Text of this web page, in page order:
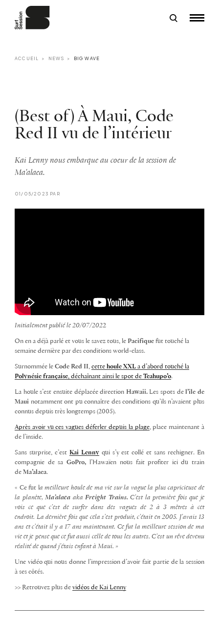
ACCUEIL NEWS BIG WAVE
(Best of) À Maui, Code
Red II vu de l’intérieur
Kai Lenny nous embarque au coeur de la session de
Ma'alaea.
01/05/2023 PAR
Initialement publié le 20/07/2022
On en a déjà parlé et vous le savez tous, le Pacifique fut touché la
semaine dernière par des conditions world-class.
Surnommée le Code Red II, cette houle XXL a d’abord touché la
Polynésie française, déchaînant ainsi le spot de Teahupo’o.
La houle s’est ensuite déplacée direction Hawaii. Les spots del’île de
Maui notamment ont pu connaître des conditions qu’ils n’avaient plus
connus depuis très longtemps (2005).
Après avoir vu ces vagues déferler depuis la plage, place maintenant à
de l’inside.
Sans surprise, c’est Kai Lennyqui s’y est collé et sans rechigner. En
compagnie de sa GoPro, l’Hawaïen nous fait profiter ici du train
de Ma’alaea.
« Ce fut la meilleure houle de ma vie sur la vague la plus capricieuse de
la planète,Ma’alaea akaFreight Trains.C’est la première fois que je
vois ce que c’est de surfer dans des vagues de 2 à 3 mètres à cet
endroit. La dernière fois que cela s’est produit, c’était en 2005. J’avais 13
ans et c’était il y a 17 ans maintenant. Ce fut la meilleure session de ma
vie et je pense que ce fut aussi celle de tous les autres.C’est un rêve devenu
réalité de quand j’étais enfant à Maui. »
Une vidéo qui nous donne l’impression d’avoir fait partie de la session
à ses côtés.
>> Retrouvez plus de vidéos de Kai Lenny